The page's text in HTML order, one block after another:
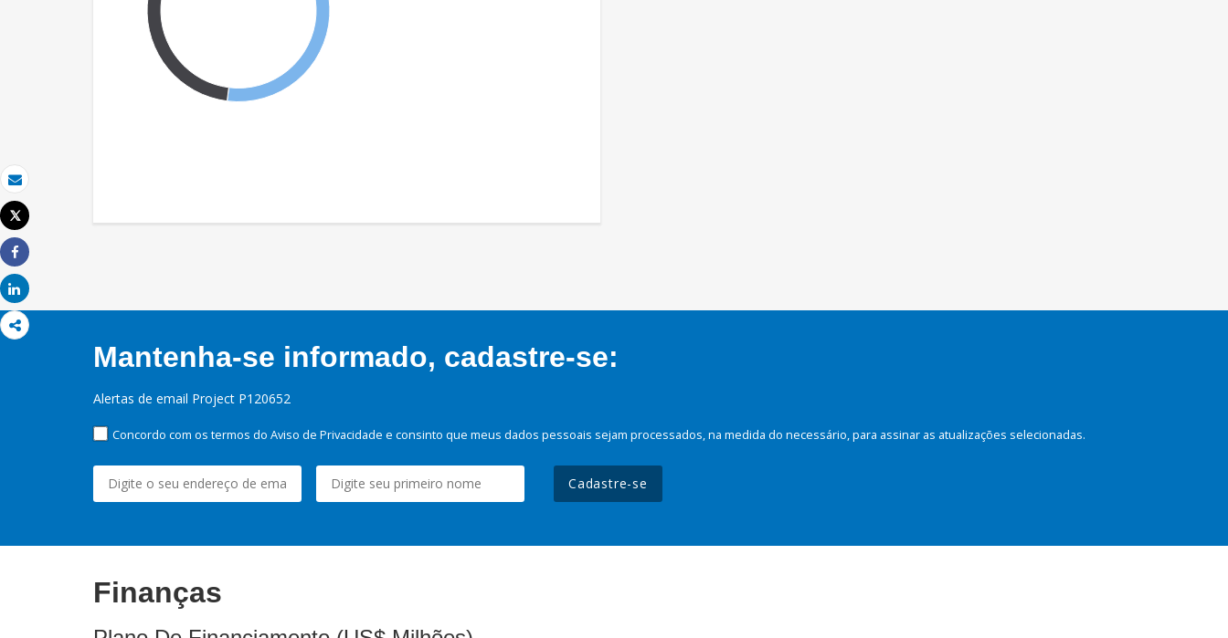
Email
Imprimir
Tweet
Share
Share
Mantenha-se informado, cadastre-se:
Alertas de email Project P120652
Concordo com os termos do Aviso de Privacidade e consinto que meus dados pessoais sejam processados, na medida do necessário, para assinar as atualizações selecionadas.
Cadastre-se
Finanças